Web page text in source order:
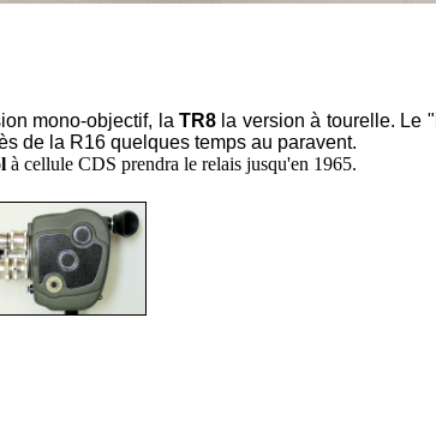
mono-objectif, la TR8 la version à tourelle. Le
de la R16 quelques temps au paravent.
à cellule CDS prendra le relais jusqu'en 1965.